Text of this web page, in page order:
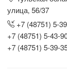
улица, 56/37
+7 (48751) 5-
+7 (48751) 5-43-
+7 (48751) 5-39-